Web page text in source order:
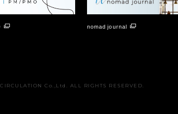
nomad journal
Co.,Ltd. ALL RIGHTS RESERVED.